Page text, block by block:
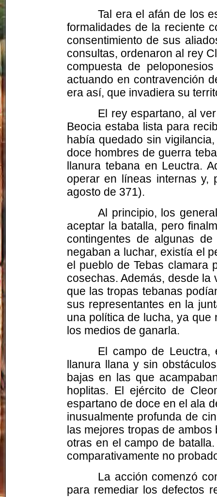
Tal era el afán de los
formalidades de la reciente
consentimiento de sus
consultas, ordenaron al rey
compuesta de
actuando en contravención
era así, que invadiera su
El rey espartano, al
Beocia estaba lista para
había quedado sin
doce hombres de guerra
llanura tebana en Leuctra.
operar en líneas internas y,
agosto de 371).
Al principio, los
aceptar la batalla, pero
contingentes de algunas
negaban a luchar, existía el
el pueblo de Tebas clamara
cosechas. Además, desde
que las tropas tebanas
sus representantes en la
una política de lucha, ya
los medios de ganarla.
El campo de
llanura llana y sin
bajas en las que
hoplitas. El ejército de
espartano de doce en el ala
inusualmente profunda de
las mejores tropas de
otras en el campo de
comparativamente no
La acción comenzó
para remediar los defectos